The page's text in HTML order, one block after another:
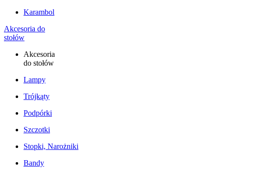
Karambol
Akcesoria do
stołów
Akcesoria
do stołów
Lampy
Trójkąty
Podpórki
Szczotki
Stopki, Narożniki
Bandy